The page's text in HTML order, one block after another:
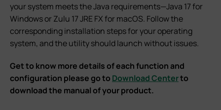
your system meets the Java requirements—Java 17 for
Windows or Zulu 17 JRE FX for macOS. Follow the
corresponding installation steps for your operating
system, and the utility should launch without issues.
Get to know more details of each function and
configuration please go to Download Centerto
download the manual of your product.